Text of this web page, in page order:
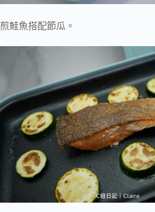
煎鮭魚搭配節瓜。